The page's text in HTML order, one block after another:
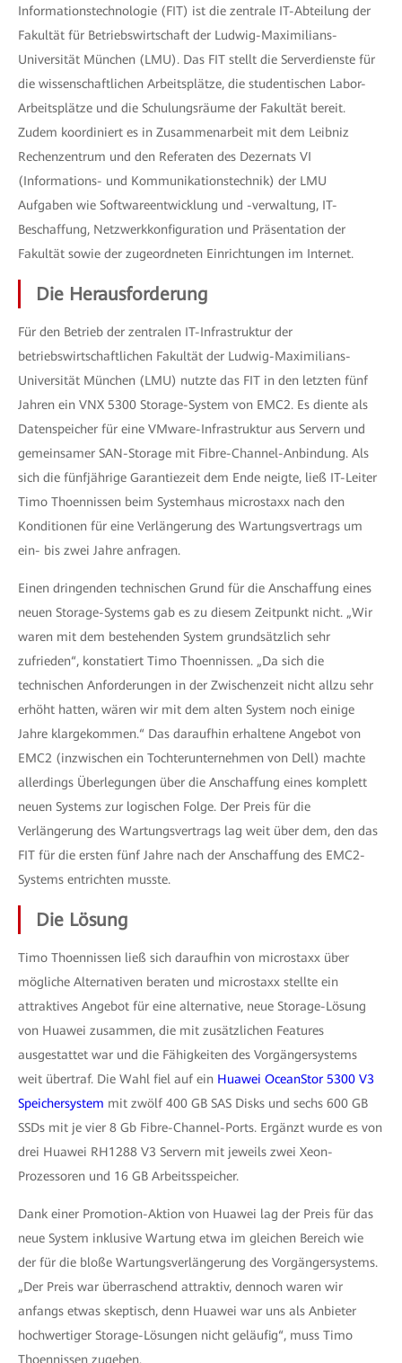
Informationstechnologie (FIT) ist die zentrale IT-Abteilung der
Fakultät für Betriebswirtschaft der Ludwig-Maximilians-
Universität München (LMU). Das FIT stellt die Serverdienste für
die wissenschaftlichen Arbeitsplätze, die studentischen Labor-
Arbeitsplätze und die Schulungsräume der Fakultät bereit.
Zudem koordiniert es in Zusammenarbeit mit dem Leibniz
Rechenzentrum und den Referaten des Dezernats VI
(Informations- und Kommunikationstechnik) der LMU
Aufgaben wie Softwareentwicklung und -verwaltung, IT-
Beschaffung, Netzwerkkonfiguration und Präsentation der
Fakultät sowie der zugeordneten Einrichtungen im Internet.
Die Herausforderung
Für den Betrieb der zentralen IT-Infrastruktur der
betriebswirtschaftlichen Fakultät der Ludwig-Maximilians-
Universität München (LMU) nutzte das FIT in den letzten fünf
Jahren ein VNX 5300 Storage-System von EMC2. Es diente als
Datenspeicher für eine VMware-Infrastruktur aus Servern und
gemeinsamer SAN-Storage mit Fibre-Channel-Anbindung. Als
sich die fünfjährige Garantiezeit dem Ende neigte, ließ IT-Leiter
Timo Thoennissen beim Systemhaus microstaxx nach den
Konditionen für eine Verlängerung des Wartungsvertrags um
ein- bis zwei Jahre anfragen.
Einen dringenden technischen Grund für die Anschaffung eines
neuen Storage-Systems gab es zu diesem Zeitpunkt nicht. „Wir
waren mit dem bestehenden System grundsätzlich sehr
zufrieden“, konstatiert Timo Thoennissen. „Da sich die
technischen Anforderungen in der Zwischenzeit nicht allzu sehr
erhöht hatten, wären wir mit dem alten System noch einige
Jahre klargekommen.“ Das daraufhin erhaltene Angebot von
EMC2 (inzwischen ein Tochterunternehmen von Dell) machte
allerdings Überlegungen über die Anschaffung eines komplett
neuen Systems zur logischen Folge. Der Preis für die
Verlängerung des Wartungsvertrags lag weit über dem, den das
FIT für die ersten fünf Jahre nach der Anschaffung des EMC2-
Systems entrichten musste.
Die Lösung
Timo Thoennissen ließ sich daraufhin von microstaxx über
mögliche Alternativen beraten und microstaxx stellte ein
attraktives Angebot für eine alternative, neue Storage-Lösung
von Huawei zusammen, die mit zusätzlichen Features
ausgestattet war und die Fähigkeiten des Vorgängersystems
weit übertraf. Die Wahl fiel auf ein Huawei OceanStor 5300 V3
Speichersystem mit zwölf 400 GB SAS Disks und sechs 600 GB
SSDs mit je vier 8 Gb Fibre-Channel-Ports. Ergänzt wurde es von
drei Huawei RH1288 V3 Servern mit jeweils zwei Xeon-
Prozessoren und 16 GB Arbeitsspeicher.
Dank einer Promotion-Aktion von Huawei lag der Preis für das
neue System inklusive Wartung etwa im gleichen Bereich wie
der für die bloße Wartungsverlängerung des Vorgängersystems.
„Der Preis war überraschend attraktiv, dennoch waren wir
anfangs etwas skeptisch, denn Huawei war uns als Anbieter
hochwertiger Storage-Lösungen nicht geläufig“, muss Timo
Thoennissen zugeben.